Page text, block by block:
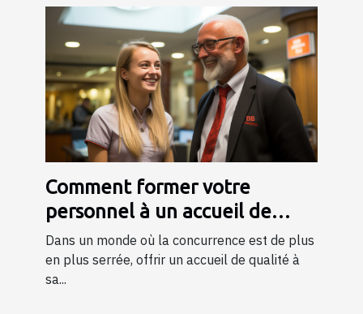
Comment former votre
personnel à un accueil de
qualité ?
Dans un monde où la concurrence est de plus
en plus serrée, offrir un accueil de qualité à
sa...